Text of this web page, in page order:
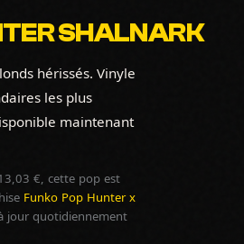
SHALNARK
hérissés. Vinyle
les plus
maintenant
€, cette pop est
Funko Pop Hunter x
jour quotidiennement